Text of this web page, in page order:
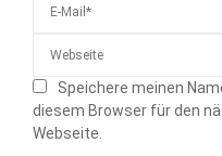
Speichere meinen
diesem Browser für den
Webseite.